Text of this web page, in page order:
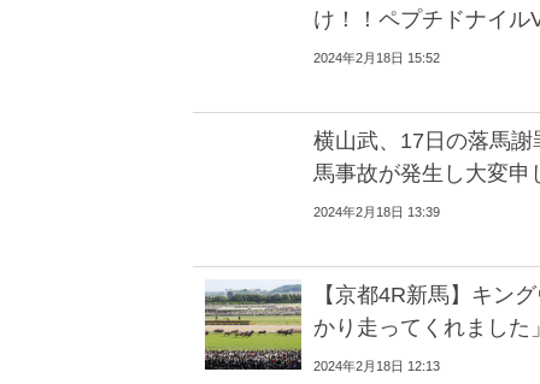
け！！ペプチドナイ
2024年2月18日 15:52
横山武、17日の落馬
馬事故が発生し大変申
2024年2月18日 13:39
【京都4R新馬】キン
かり走ってくれました」
2024年2月18日 12:13